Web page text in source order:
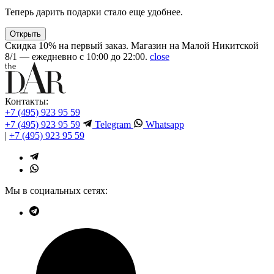
Теперь дарить подарки стало еще удобнее.
Открыть
Скидка 10% на первый заказ. Магазин на Малой Никитской
8/1 — ежедневно с 10:00 до 22:00. close
Контакты:
+7 (495) 923 95 59
+7 (495) 923 95 59
Telegram
Whatsapp
| +7 (495) 923 95 59
Мы в социальных сетях: